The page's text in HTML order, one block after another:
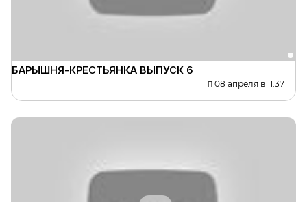
БАРЫШНЯ-КРЕСТЬЯНКА ВЫПУСК 6
08 апреля в 11:37